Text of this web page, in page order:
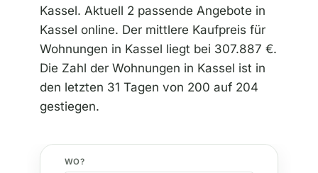
Kassel. Aktuell 2 passende Angebote in
Kassel online. Der mittlere Kaufpreis für
Wohnungen in Kassel liegt bei 307.887 €.
Die Zahl der Wohnungen in Kassel ist in
den letzten 31 Tagen von 200 auf 204
gestiegen.
WO?